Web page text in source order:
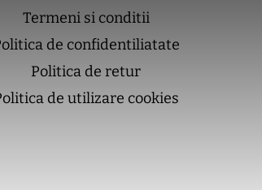
Termeni si conditii
de confidentiliatate
Politica de retur
de utilizare cookies